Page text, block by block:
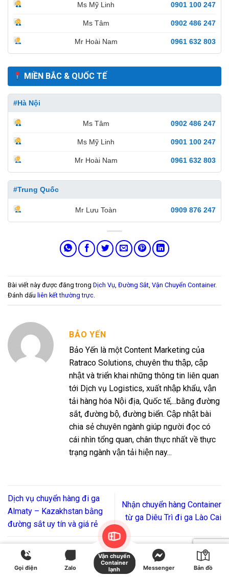
Ms Mỹ Linh 0901 100 247
Ms Tâm 0902 486 247
Mr Hoài Nam 0961 632 803
MIỀN BẮC & QUỐC TẾ
#Hà Nội
Ms Tâm 0902 486 247
Ms Mỹ Linh 0901 100 247
Mr Hoài Nam 0961 632 803
#Trung Quốc
Mr Lưu Toàn 0909 876 247
Bài viết này được đăng trong Dịch Vụ Đường Sắt Vận Chuyển Container.
Đánh dấu liên kết thường trực
BẢO YẾN
Bảo Yến là một Content Marketing của
Ratraco Solutions, chuyên thu thập, cập
nhật và triển khai những thông tin liên quan
tới Dịch vụ Logistics, xuất nhập khẩu, vận
tải hàng hóa Nội địa, Quốc tế,...bằng đường
sắt, đường bộ, đường biển. Cập nhật bài
chia sẻ chuyên ngành giúp người đọc có
cái nhìn tổng quan, chân thực nhất về thực
trạng ngành vận tải hiện nay...
Dịch vụ chuyển hàng đi ga
Almaty – Kazakhstan bằng
đường sắt uy tín và giá rẻ
Nhận chuyển hàng Container
từ ga Diêu Trì đi ga Lào Cai
Để lại một bình luận
Gọi điện Zalo
Vận chuyển
Container
lạnh
Messenger Bản đồ